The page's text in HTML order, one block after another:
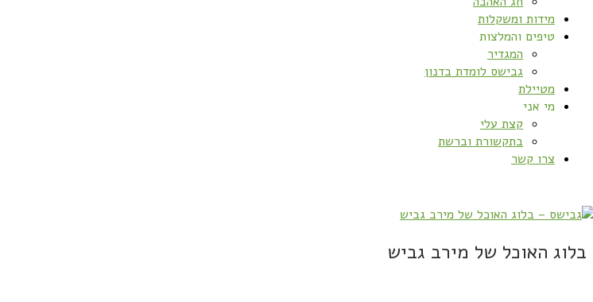
מידות ומשקלות
טיפים והמלצות
המגדיר
גבישס לומדת בדנון
מטיילת
מי אני
קצת עלי
בתקשורת וברשת
צרו קשר
בלוג האוכל של מירב גביש